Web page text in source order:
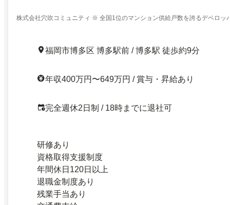
株式会社穴吹コミュニティ ※ 全国1位のマンション供給戸数を誇るデベロッ
福岡市博多区 博多駅前 / 博多駅 徒歩約9分
年収400万円〜649万円 / 賞与・昇給あり
完全週休2日制 / 18時までに退社可
研修あり
資格取得支援制度
年間休日120日以上
退職金制度あり
残業手当あり